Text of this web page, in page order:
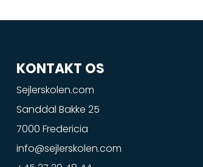
KONTAKT OS
Sejlerskolen.com
Sanddal Bakke 25
7000 Fredericia
info@sejlerskolen.com